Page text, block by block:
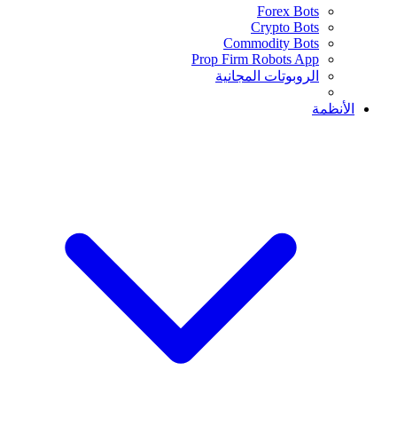
Forex Bots
Crypto Bots
Commodity Bots
Prop Firm Robots App
الروبوتات المجانية
الأنظمة